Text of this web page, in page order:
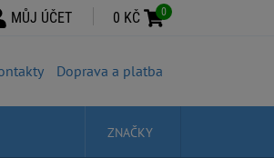
Doprava a platba
ZNAČKY
0 KČ 0
MŮJ ÚČET